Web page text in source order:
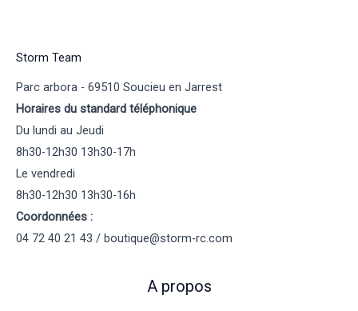
Storm Team
Parc arbora - 69510 Soucieu en Jarrest
Horaires du standard téléphonique
Du lundi au Jeudi
8h30-12h30 13h30-17h
Le vendredi
8h30-12h30 13h30-16h
Coordonnées :
04 72 40 21 43 / boutique@storm-rc.com
A propos